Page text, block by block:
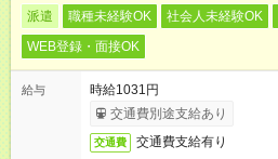
派遣 職種未経験OK 社会人未経験OK
WEB登録・面接OK
給与
時給1031円
交通費別途支給あり
交通費 交通費支給有り